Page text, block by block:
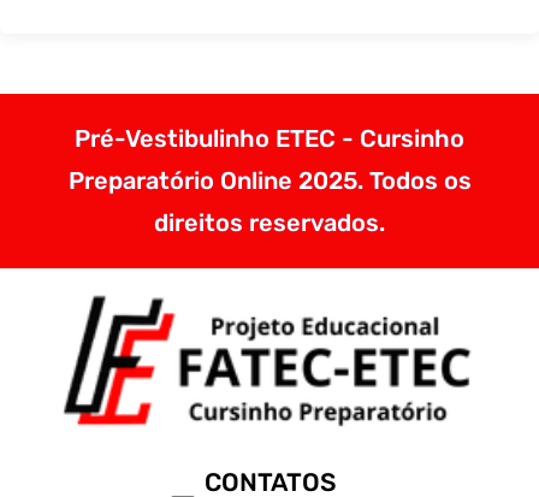
Pré-Vestibulinho ETEC - Cursinho
Preparatório Online 2025. Todos os
direitos reservados.
CONTATOS